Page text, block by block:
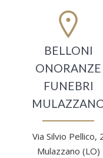
BELLONI
ONORANZE
FUNEBRI
Via Silvio Pellico,
Mulazzano (LO)